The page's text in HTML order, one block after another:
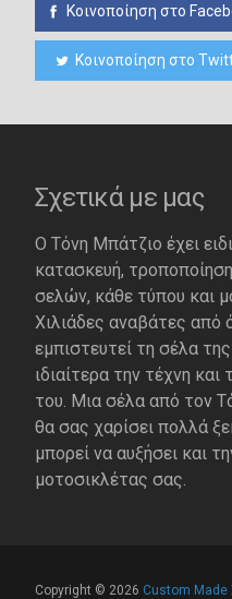
Κοινοποίηση στο
Κοινοποίηση στο
Σχετικά με μας
Ο Τόνη Μπάτζιο έχει
κατασκευή,
σελών, κάθε τύπου και
Χιλιάδες αναβάτες από
εμπιστευτεί τη σέλα
ιδιαίτερα την τέχνη
του. Μια σέλα από τον
θα σας χαρίσει πολλά
μπορεί να αυξήσει και
μοτοσικλέτας σας.
Copyright © 2026 Custom